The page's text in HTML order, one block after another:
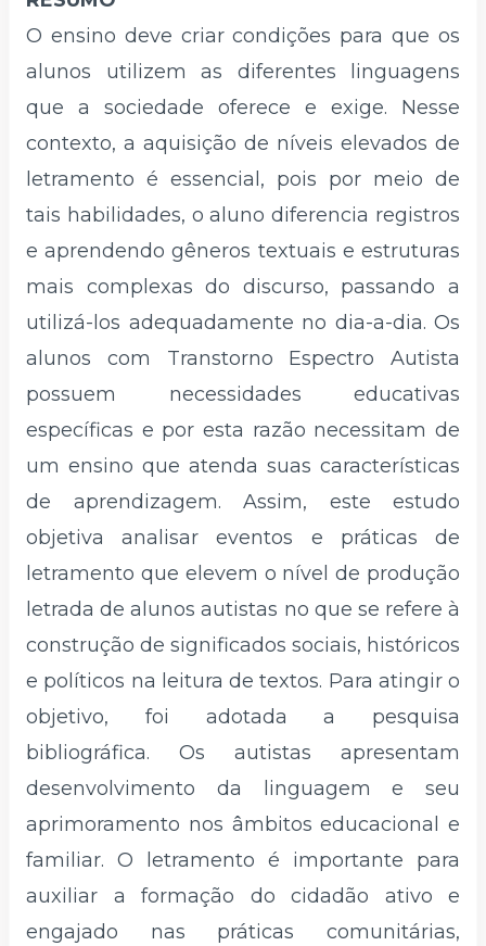
O ensino deve criar condições para que os
alunos utilizem as diferentes linguagens
que a sociedade oferece e exige. Nesse
contexto, a aquisição de níveis elevados de
letramento é essencial, pois por meio de
tais habilidades, o aluno diferencia registros
e aprendendo gêneros textuais e estruturas
mais complexas do discurso, passando a
utilizá-los adequadamente no dia-a-dia. Os
alunos com Transtorno Espectro Autista
possuem necessidades educativas
específicas e por esta razão necessitam de
um ensino que atenda suas características
de aprendizagem. Assim, este estudo
objetiva analisar eventos e práticas de
letramento que elevem o nível de produção
letrada de alunos autistas no que se refere à
construção de significados sociais, históricos
e políticos na leitura de textos. Para atingir o
objetivo, foi adotada a pesquisa
bibliográfica. Os autistas apresentam
desenvolvimento da linguagem e seu
aprimoramento nos âmbitos educacional e
familiar. O letramento é importante para
auxiliar a formação do cidadão ativo e
engajado nas práticas comunitárias,